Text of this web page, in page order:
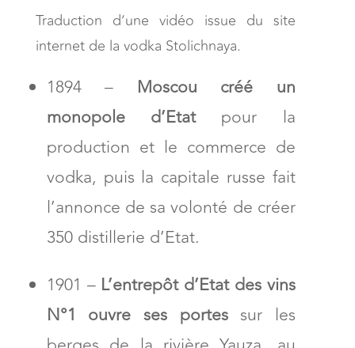
Traduction d’une vidéo issue du site
internet de la vodka Stolichnaya.
1894 – Moscou créé un
monopole d’Etatpour la
production et le commerce de
vodka, puis la capitale russe fait
l’annonce de sa volonté de créer
350 distillerie d’Etat.
1901 – L’entrepôt d’Etat des vins
N°1 ouvre ses portessur les